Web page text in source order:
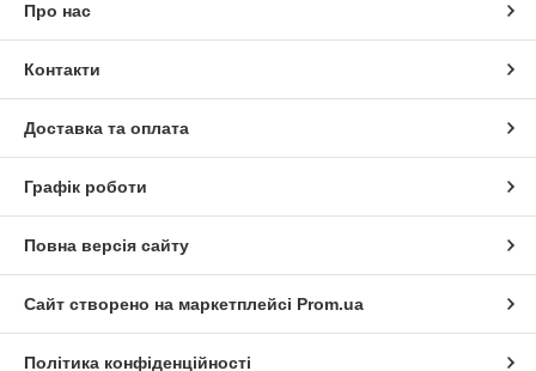
Про нас
Контакти
Доставка та оплата
Графік роботи
Повна версія сайту
Сайт створено на маркетплейсі Prom.ua
Політика конфіденційності